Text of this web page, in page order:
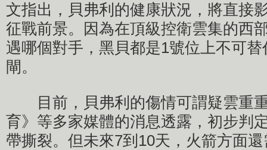
文指出，貝弗利的健康狀況，將直接
征戰前景。因為在頂級控衛雲集的西
遇哪個對手，黑貝都是1號位上不可
閘。
目前，貝弗利的傷情可謂疑雲重
育》等多家媒體的消息透露，初步判
帶撕裂。但未來7到10天，火箭方面